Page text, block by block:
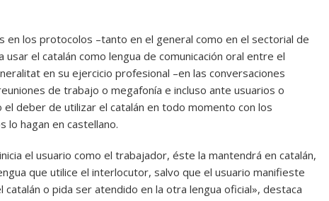
en los protocolos –tanto en el general como en el sectorial de
usar el catalán como lengua de comunicación oral entre el
en su ejercicio profesional –en las conversaciones
de trabajo o megafonía e incluso ante usuarios o
deber de utilizar el catalán en todo momento con los
lo hagan en castellano.
el usuario como el trabajador, éste la mantendrá en catalán,
que utilice el interlocutor, salvo que el usuario manifieste
o pida ser atendido en la otra lengua oficial», destaca